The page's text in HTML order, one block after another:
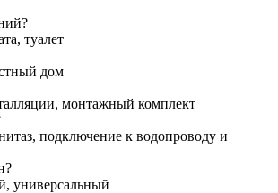
туалет
дом
монтажный комплект
подключение к водопроводу и
универсальный